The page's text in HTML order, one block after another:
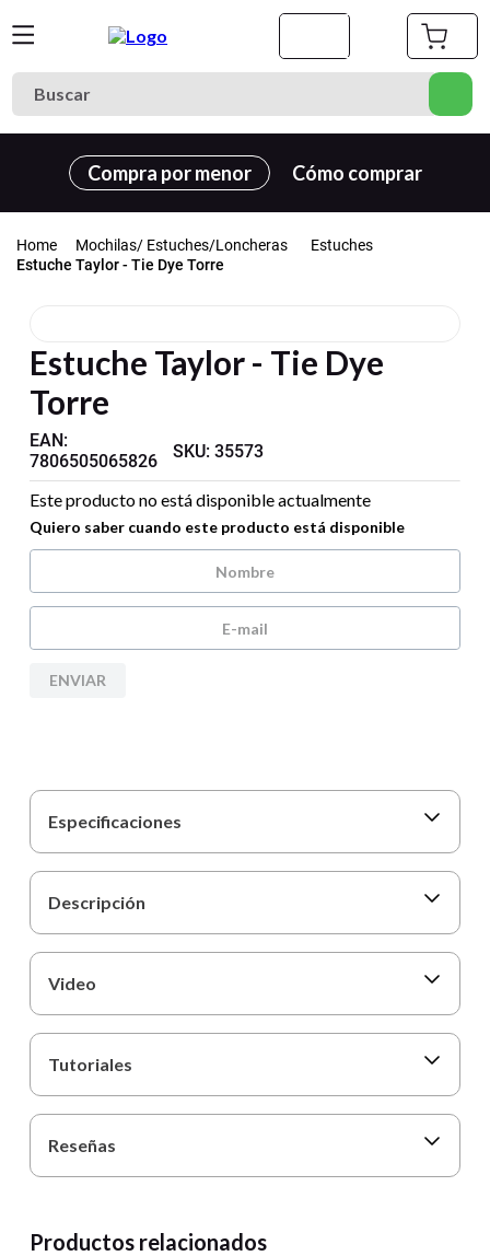
Buscar
Compra por menor Cómo comprar
Mochilas/ Estuches/Loncheras
Estuches
Estuche Taylor - Tie Dye Torre
Estuche Taylor - Tie Dye
Torre
EAN:
7806505065826
SKU:35573
Este producto no está disponible actualmente
Quiero saber cuando este producto está disponible
ENVIAR
Especificaciones
Descripción
Video
Tutoriales
Reseñas
Productos relacionados
Términos más buscados
cuaderno
3. goma eva
6. estuche
7. cartulina
8. harry potter
9 carpetas
10. lapiz